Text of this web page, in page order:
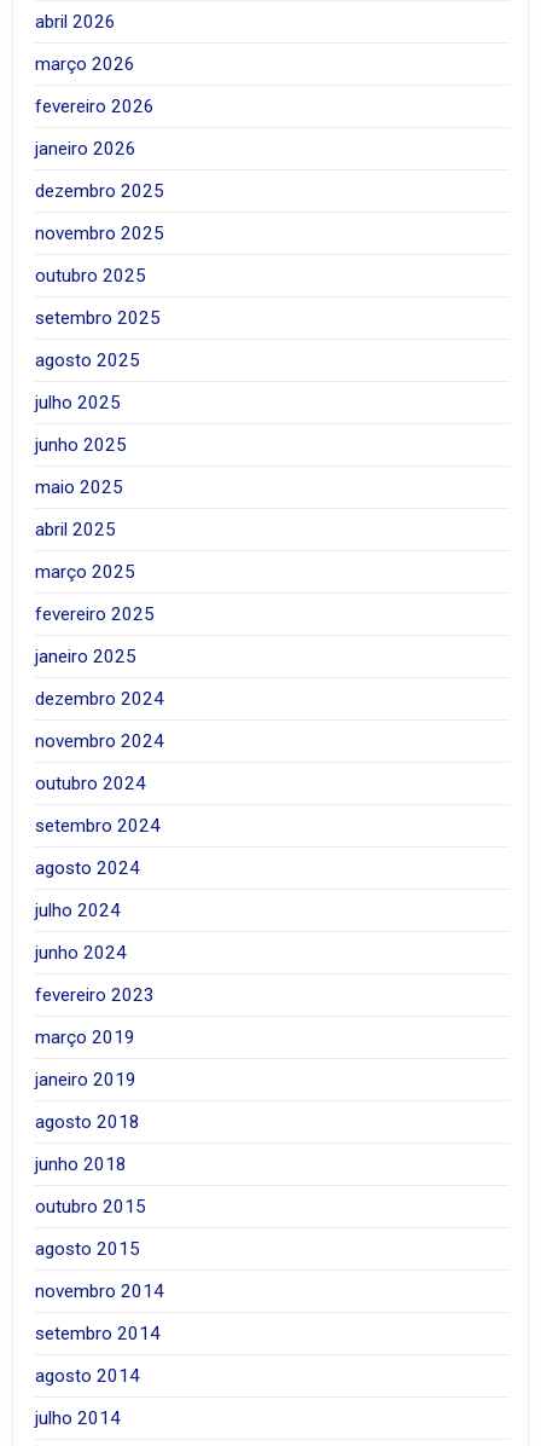
abril 2026
março 2026
fevereiro 2026
janeiro 2026
dezembro 2025
novembro 2025
outubro 2025
setembro 2025
agosto 2025
julho 2025
junho 2025
maio 2025
abril 2025
março 2025
fevereiro 2025
janeiro 2025
dezembro 2024
novembro 2024
outubro 2024
setembro 2024
agosto 2024
julho 2024
junho 2024
fevereiro 2023
março 2019
janeiro 2019
agosto 2018
junho 2018
outubro 2015
agosto 2015
novembro 2014
setembro 2014
agosto 2014
julho 2014